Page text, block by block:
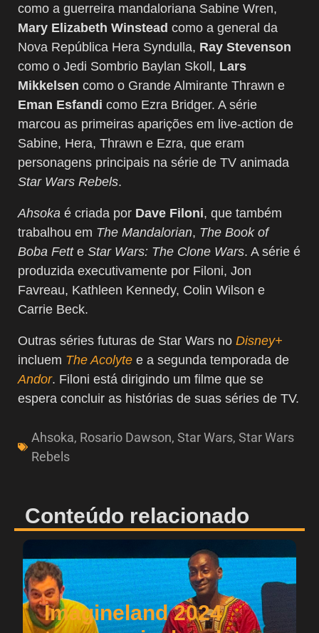
como a guerreira mandaloriana Sabine Wren,
Mary Elizabeth Winstead como a general da
Nova República Hera Syndulla, Ray Stevenson
como o Jedi Sombrio Baylan Skoll, Lars
Mikkelsen como o Grande Almirante Thrawn e
Eman Esfandi como Ezra Bridger. A série
marcou as primeiras aparições em live-action de
Sabine, Hera, Thrawn e Ezra, que eram
personagens principais na série de TV animada
Star Wars Rebels.
Ahsoka é criada por Dave Filoni, que também
trabalhou em The Mandalorian, The Book of
Boba Fette Star Wars: The Clone Wars. A série é
produzida executivamente por Filoni, Jon
Favreau, Kathleen Kennedy, Colin Wilson e
Carrie Beck.
Outras séries futuras de Star Wars no Disney+
incluem The Acolyte e a segunda temporada de
Andor. Filoni está dirigindo um filme que se
espera concluir as histórias de suas séries de TV.
Ahsoka, Rosario Dawson, Star Wars, Star Wars
Rebels
Conteúdo relacionado
Imagineland 2024